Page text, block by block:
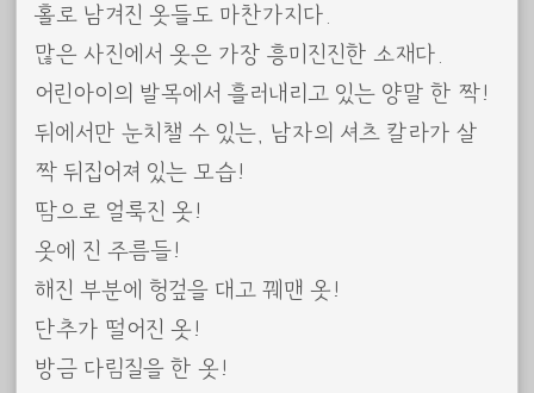
홀로 남겨진 옷들도 마찬가지다.
많은 사진에서 옷은 가장 흥미진진한 소재다.
어린아이의 발목에서 흘러내리고 있는 양말 한 짝!
뒤에서만 눈치챌 수 있는, 남자의 셔츠 칼라가 살
짝 뒤집어져 있는 모습!
땀으로 얼룩진 옷!
옷에 진 주름들!
해진 부분에 헝겊을 대고 꿰맨 옷!
단추가 떨어진 옷!
방금 다림질을 한 옷!